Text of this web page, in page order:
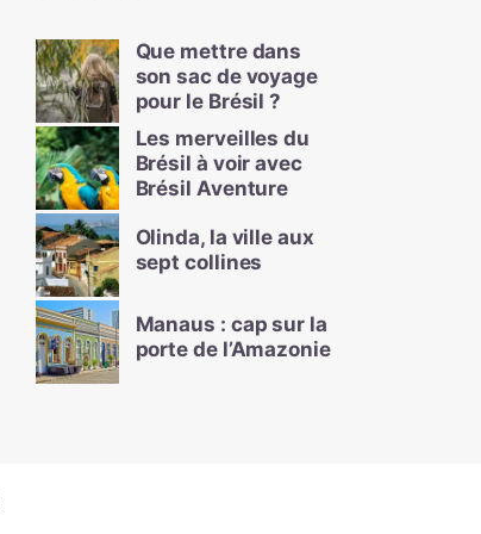
Que mettre dans
son sac de voyage
pour le Brésil ?
Les merveilles du
Brésil à voir avec
Brésil Aventure
Olinda, la ville aux
sept collines
Manaus : cap sur la
porte de l’Amazonie